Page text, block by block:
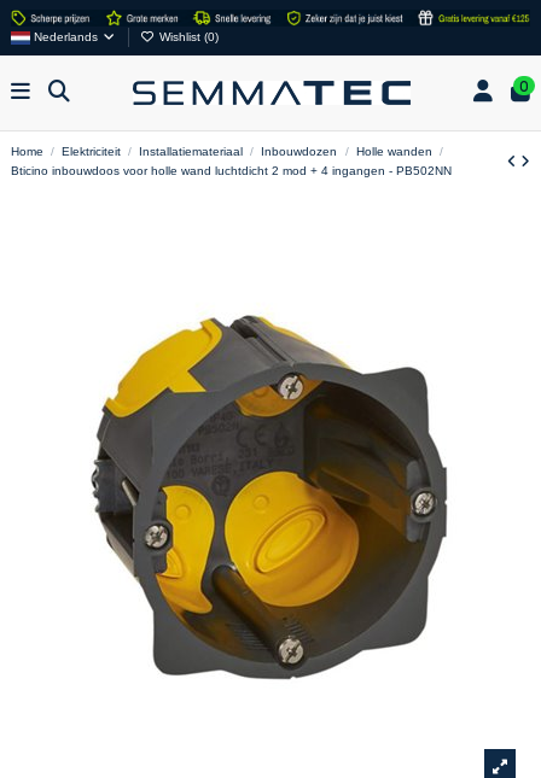
Nederlands Wishlist (0)
0
Home Elektriciteit Installatiemateriaal Inbouwdozen
Holle wanden
Bticino inbouwdoos voor holle wand luchtdicht 2 mod + 4 ingangen - PB502NN